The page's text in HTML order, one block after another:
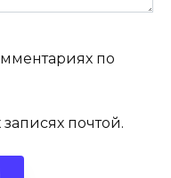
по
почтой.